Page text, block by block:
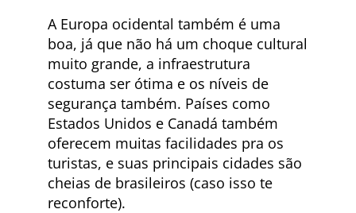
A Europa ocidental também é uma
boa, já que não há um choque cultural
muito grande, a infraestrutura
costuma ser ótima e os níveis de
segurança também. Países como
Estados Unidos e Canadá também
oferecem muitas facilidades pra os
turistas, e suas principais cidades são
cheias de brasileiros (caso isso te
reconforte).